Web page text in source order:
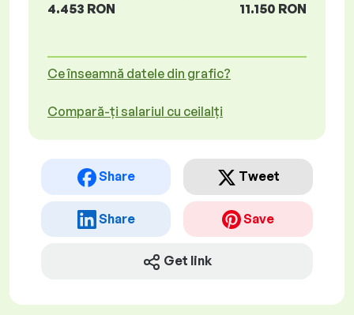
4.453 RON
11.150 RON
Ce înseamnă datele din grafic?
Compară-ți salariul cu ceilalți
Share Tweet
Share Save
Get link